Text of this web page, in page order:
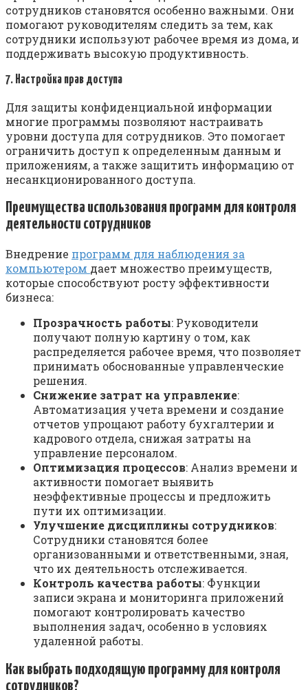
сотрудников становятся особенно важными. Они
помогают руководителям следить за тем, как
сотрудники используют рабочее время из дома, и
поддерживать высокую продуктивность.
7. Настройка прав доступа
Для защиты конфиденциальной информации
многие программы позволяют настраивать
уровни доступа для сотрудников. Это помогает
ограничить доступ к определенным данным и
приложениям, а также защитить информацию от
несанкционированного доступа.
Преимущества использования программ для контроля
деятельности сотрудников
Внедрение программ для наблюдения за
компьютером дает множество преимуществ,
которые способствуют росту эффективности
бизнеса:
Прозрачность работы: Руководители
получают полную картину о том, как
распределяется рабочее время, что позволяет
принимать обоснованные управленческие
решения.
Снижение затрат на управление:
Автоматизация учета времени и создание
отчетов упрощают работу бухгалтерии и
кадрового отдела, снижая затраты на
управление персоналом.
Оптимизация процессов: Анализ времени и
активности помогает выявить
неэффективные процессы и предложить
пути их оптимизации.
Улучшение дисциплины сотрудников:
Сотрудники становятся более
организованными и ответственными, зная,
что их деятельность отслеживается.
Контроль качества работы: Функции
записи экрана и мониторинга приложений
помогают контролировать качество
выполнения задач, особенно в условиях
удаленной работы.
Как выбрать подходящую программу для контроля
сотрудников?